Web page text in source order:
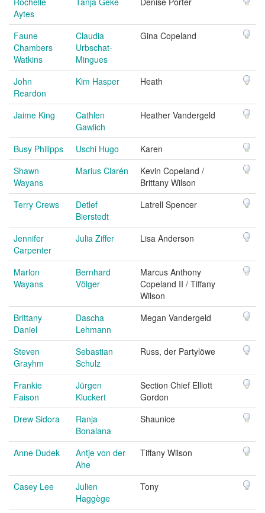
Aytes
Faune
Chambers
Watkins
Claudia
Urbschat-
Mingues
Gina Copeland
John
Reardon
Kim Hasper Heath
Jaime King
Cathlen
Gawlich
Heather Vandergeld
Busy Philipps Uschi Hugo
Karen
Shawn
Wayans
Marius Clarén
Kevin Copeland /
Brittany Wilson
Terry Crews
Detlef
Bierstedt
Latrell Spencer
Jennifer
Carpenter
Julia Ziffer Lisa Anderson
Marlon
Wayans
Bernhard
Völger
Marcus Anthony
Copeland II / Tiffany
Wilson
Brittany
Daniel
Dascha
Lehmann
Megan Vandergeld
Steven
Grayhm
Sebastian
Schulz
Russ, der Partylöwe
Frankie
Faison
Jürgen
Kluckert
Section Chief Elliott
Gordon
Drew Sidora
Ranja
Bonalana
Shaunice
Anne Dudek
Antje von der
Ahe
Tiffany Wilson
Casey Lee
Julien
Haggège
Tony